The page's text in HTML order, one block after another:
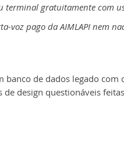
terminal gratuitamente com
voz pago da AIMLAPI nem
banco de dados legado
de design questionáveis